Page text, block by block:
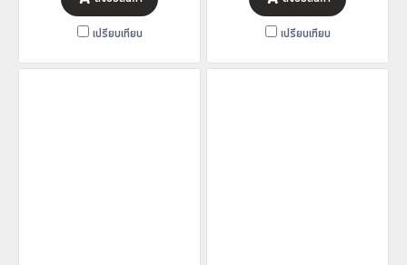
เปรียบเทียบ เปรียบเทียบ